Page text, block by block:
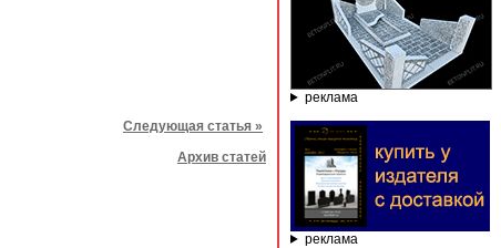
Следующая статья »
Архив статей
реклама
реклама